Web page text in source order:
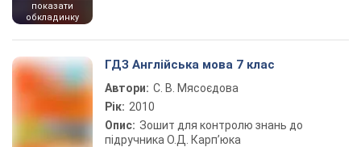
показати
обкладинку
ГДЗ Англійська мова 7 клас
Автори: С. В. Мясоєдова
Рік: 2010
Опис: Зошит для контролю знань до
підручника О.Д. Карп’юка